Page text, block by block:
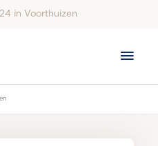
in Voorthuizen